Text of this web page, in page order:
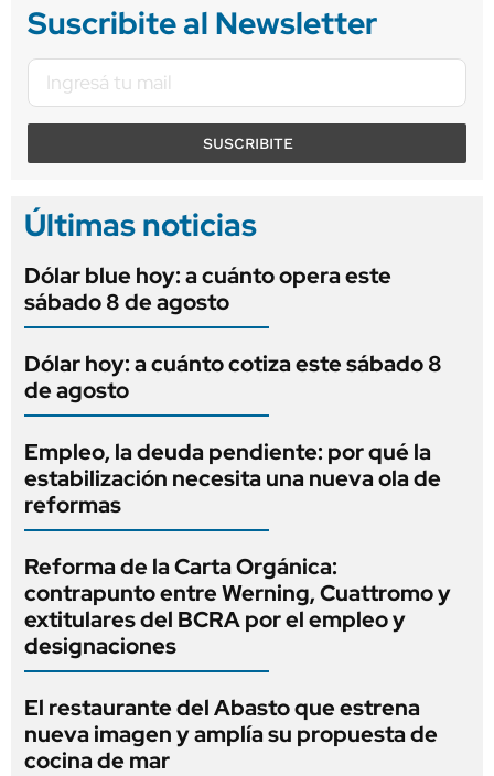
Suscribite al Newsletter
SUSCRIBITE
Últimas noticias
Dólar blue hoy: a cuánto opera este
sábado 8 de agosto
Dólar hoy: a cuánto cotiza este sábado 8
de agosto
Empleo, la deuda pendiente: por qué la
estabilización necesita una nueva ola de
reformas
Reforma de la Carta Orgánica:
contrapunto entre Werning, Cuattromo y
extitulares del BCRA por el empleo y
designaciones
El restaurante del Abasto que estrena
nueva imagen y amplía su propuesta de
cocina de mar